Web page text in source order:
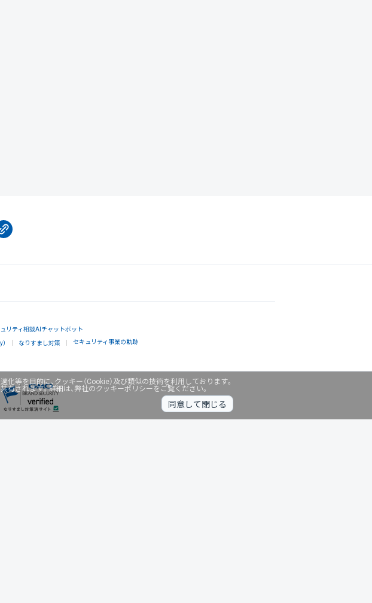
等を目的に、クッキー（Cookie）及び類似の技術を利用しております。
されます。詳細は、弊社のクッキーポリシーをご覧ください。
同意して閉じる
リティ相談AIチャットボット
なりすまし対策 セキュリティ事業の軌跡